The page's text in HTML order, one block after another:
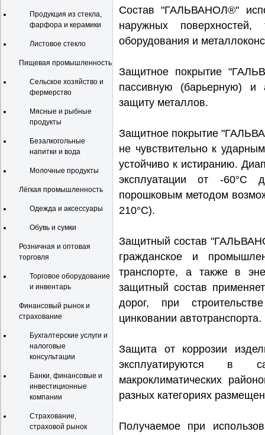
Продукция из стекла,
фарфора и керамики
Листовое стекло
Пищевая промышленность
Сельское хозяйство и
фермерство
Мясные и рыбные
продукты
Безалкогольные
напитки и вода
Молочные продукты
Лёгкая промышленность
Одежда и аксессуары
Обувь и сумки
Розничная и оптовая
торговля
Торговое оборудование
и инвентарь
Финансовый рынок и
страхование
Бухгалтерские услуги и
налоговые
консультации
Банки, финансовые и
инвестиционные
компании
Страхование,
страховой рынок
Состав "ГАЛЬВАНОЛ®"
наружных
оборудования и
Защитное покрытие
пассивную (барьерную) и
защиту металлов.
Защитное покрытие
не чувствительно к
устойчиво к истиранию.
эксплуатации от -60°С
порошковым методом
210°С).
Защитный состав
гражданское и
транспорте, а также в
защитный состав
дорог, при
цинковании автотранспорта.
Защита от коррозии
эксплуатируются в
макроклиматических
разных категориях
Получаемое при